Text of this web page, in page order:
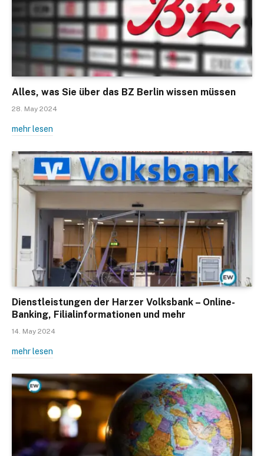
Alles, was Sie über das BZ Berlin wissen müssen
28. May 2024
mehr lesen
Dienstleistungen der Harzer Volksbank – Online-
Banking, Filialinformationen und mehr
14. May 2024
mehr lesen